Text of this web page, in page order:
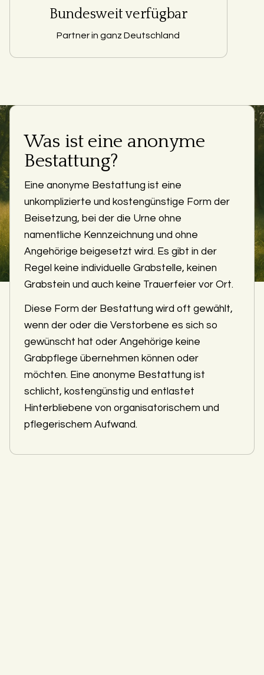
Bundesweit verfügbar
Partner in ganz Deutschland
Was ist eine anonyme
Bestattung?
Eine anonyme Bestattung ist eine
unkomplizierte und kostengünstige Form der
Beisetzung, bei der die Urne ohne
namentliche Kennzeichnung und ohne
Angehörige beigesetzt wird. Es gibt in der
Regel keine individuelle Grabstelle, keinen
Grabstein und auch keine Trauerfeier vor Ort.
Diese Form der Bestattung wird oft gewählt,
wenn der oder die Verstorbene es sich so
gewünscht hat oder Angehörige keine
Grabpflege übernehmen können oder
möchten. Eine anonyme Bestattung ist
schlicht, kostengünstig und entlastet
Hinterbliebene von organisatorischem und
pflegerischem Aufwand.